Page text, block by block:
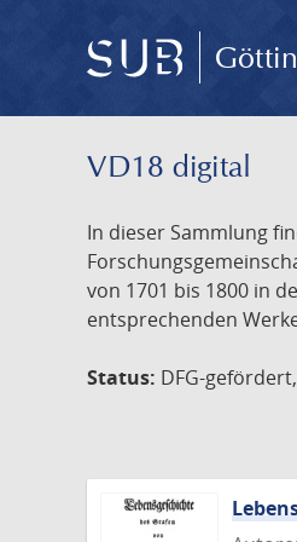
VD18 digital
In dieser Sammlung
von 1701 bis 1800 in
entsprechenden
Status: DFG-